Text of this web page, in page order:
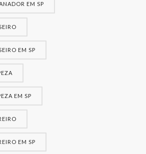
EM SP
EM SP
EM SP
EM SP